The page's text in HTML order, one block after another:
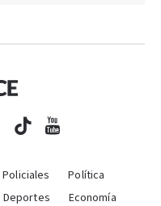
Policiales
Política
Deportes
Economía